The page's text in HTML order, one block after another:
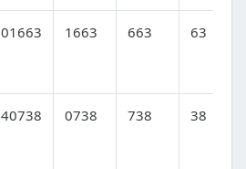
01663 1663 663 63
40738 0738 738 38